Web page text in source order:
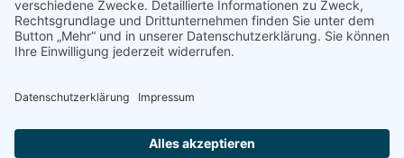
© Schützengilde Templin 1810 e.V.